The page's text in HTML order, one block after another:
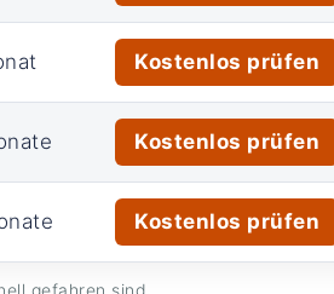
Kostenlos prüfen
Kostenlos prüfen
Kostenlos prüfen
gefahren sind.